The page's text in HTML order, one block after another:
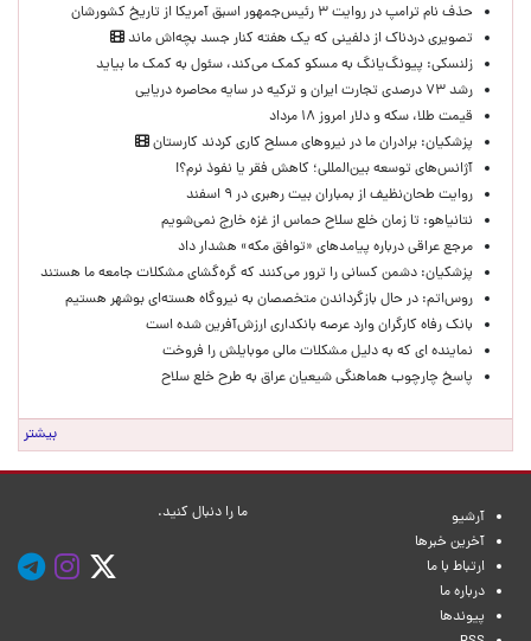
حذف نام ترامپ در روایت ۳ رئیس‌جمهور اسبق آمریکا از تاریخ کشورشان
تصویری دردناک از دلفینی که یک هفته کنار جسد بچه‌اش ماند
زلنسکی: پیونگ‌یانگ به مسکو کمک می‌کند، سئول به کمک ما بیاید
رشد ۷۳ درصدی تجارت ایران و ترکیه در سایه محاصره دریایی
قیمت طلا، سکه و دلار امروز ۱۸ مرداد
پزشکیان: برادران ما در نیروهای مسلح کاری کردند کارستان
آژانس‌های توسعه بین‌المللی؛ کاهش فقر یا نفوذ نرم؟!
روایت طحان‌نظیف از بمباران بیت رهبری در ۹ اسفند
نتانیاهو: تا زمان خلع سلاح حماس از غزه خارج نمی‌شویم
مرجع عراقی درباره پیامدهای «توافق مکه» هشدار داد
پزشکیان: دشمن کسانی را ترور می‌کنند که گره‌گشای مشکلات جامعه ما هستند
روس‌اتم: در حال بازگرداندن متخصصان به نیروگاه هسته‌ای بوشهر هستیم
بانک رفاه کارگران وارد عرصه بانکداری ارزش‌آفرین شده است
نماینده ای که به دلیل مشکلات مالی موبایلش را فروخت
پاسخ چارچوب هماهنگی شیعیان عراق به طرح خلع سلاح
بیشتر
آرشیو
آخرین خبرها
ارتباط با ما
درباره ما
پیوندها
ما را دنبال کنید.